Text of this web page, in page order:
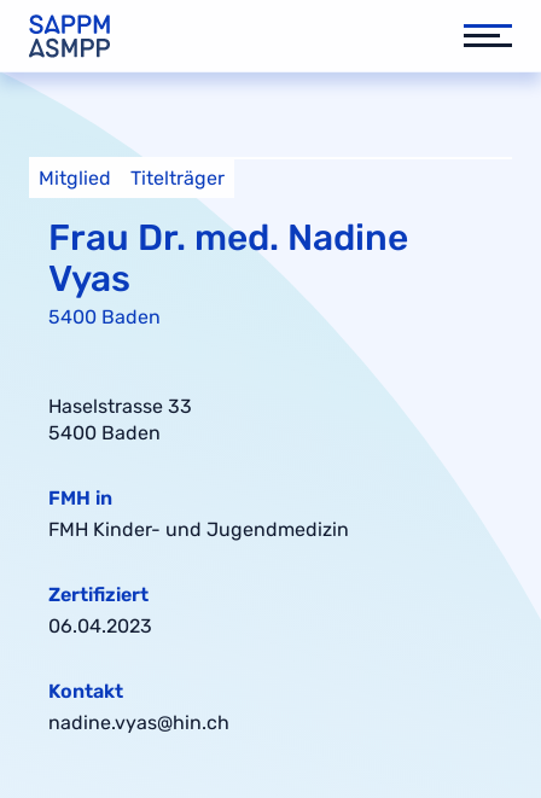
Mitglied Titelträger
Frau Dr. med. Nadine
Vyas
5400 Baden
Haselstrasse 33
5400 Baden
FMH in
FMH Kinder- und Jugendmedizin
Zertifiziert
06.04.2023
Kontakt
nadine.vyas@hin.ch